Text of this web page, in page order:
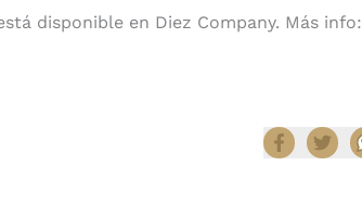
disponible en Diez Company. Más info: